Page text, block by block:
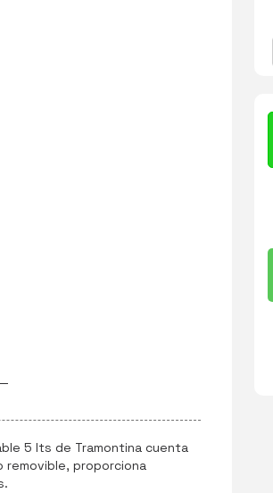
5 lts de Tramontina cuenta
removible, proporciona